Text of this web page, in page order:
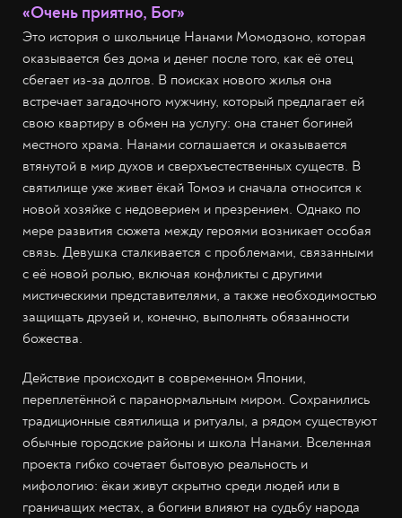
«Очень приятно, Бог»
Это история о школьнице Нанами Момодзоно, которая
оказывается без дома и денег после того, как её отец
сбегает из-за долгов. В поисках нового жилья она
встречает загадочного мужчину, который предлагает ей
свою квартиру в обмен на услугу: она станет богиней
местного храма. Нанами соглашается и оказывается
втянутой в мир духов и сверхъестественных существ. В
святилище уже живет ёкай Томоэ и сначала относится к
новой хозяйке с недоверием и презрением. Однако по
мере развития сюжета между героями возникает особая
связь. Девушка сталкивается с проблемами, связанными
с её новой ролью, включая конфликты с другими
мистическими представителями, а также необходимостью
защищать друзей и, конечно, выполнять обязанности
божества.
Действие происходит в современном Японии,
переплетённой с паранормальным миром. Сохранились
традиционные святилища и ритуалы, а рядом существуют
обычные городские районы и школа Нанами. Вселенная
проекта гибко сочетает бытовую реальность и
мифологию: ёкаи живут скрытно среди людей или в
граничащих местах, а богини влияют на судьбу народа